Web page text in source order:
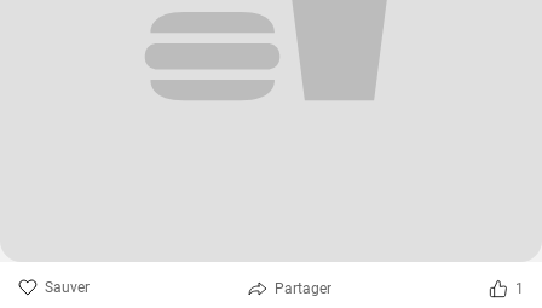
Sauver Partager 1